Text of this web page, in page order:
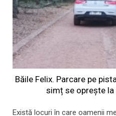
Băile Felix. Parcare pe
simț se oprește
Există locuri în care oamenii